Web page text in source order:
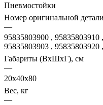
Пневмостойки
Номер оригинальной
—
95835803900 , 95835803910
95835803903 , 95835803920
Габариты (ВхШхГ), см
—
20х40х80
Вес, кг
—